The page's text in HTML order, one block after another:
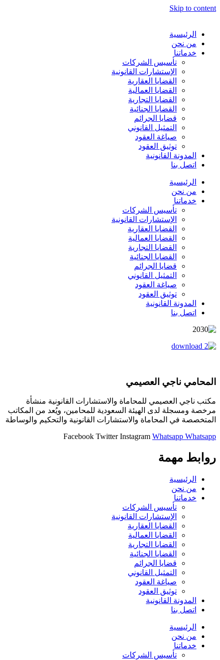
Skip to content
الرئيسية
من نحن
خدماتنا
تأسيس الشركات
الإستشارات القانونية
القضايا العقارية
القضايا العمالية
القضايا التجارية
القضايا الجنائية
قضايا الجرائم
التمثيل القانوني
صياغة العقود
توثيق العقود
المدونة القانونية
اتصل بنا
الرئيسية
من نحن
خدماتنا
تأسيس الشركات
الإستشارات القانونية
القضايا العقارية
القضايا العمالية
القضايا التجارية
القضايا الجنائية
قضايا الجرائم
التمثيل القانوني
صياغة العقود
توثيق العقود
المدونة القانونية
اتصل بنا
المحامي ناجي العصيمي
مكتب ناجي العصيمي للمحاماة والاستشارات القانونية منشأة
مرخصة ومسجلة لدى الهيئة السعودية للمحامين، ويُعد من المكاتب
المتخصصة في المحاماة والاستشارات القانونية والتحكيم والوساطة
Facebook Twitter Instagram Whatsapp Whatsapp
روابط مهمة
الرئيسية
من نحن
خدماتنا
تأسيس الشركات
الإستشارات القانونية
القضايا العقارية
القضايا العمالية
القضايا التجارية
القضايا الجنائية
قضايا الجرائم
التمثيل القانوني
صياغة العقود
توثيق العقود
المدونة القانونية
اتصل بنا
الرئيسية
من نحن
خدماتنا
تأسيس الشركات